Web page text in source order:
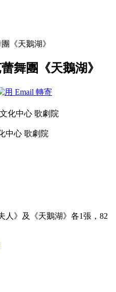
《天鵝湖》
舞團《天鵝湖》
化中心 歌劇院
中心 歌劇院
人》及《天鵝湖》各1張，82